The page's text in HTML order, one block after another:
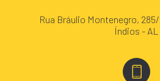
Rua Bráulio Montenegro,
Índios - AL